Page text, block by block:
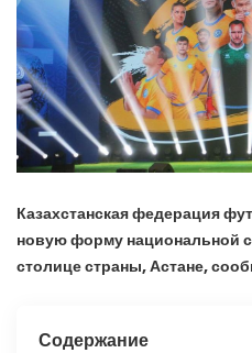
Казахстанская федерация
новую форму национальной
столице страны, Астане,
Содержание